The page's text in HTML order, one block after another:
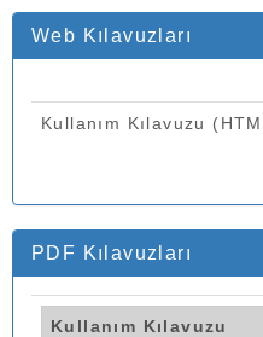
Web Kılavuzları
Kullanım Kılavuzu
PDF Kılavuzları
Kullanım Kılavuzu